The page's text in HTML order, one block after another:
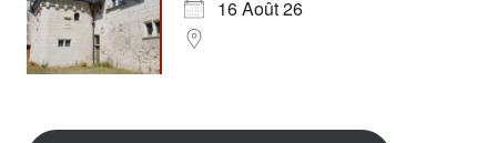
16 Août 26